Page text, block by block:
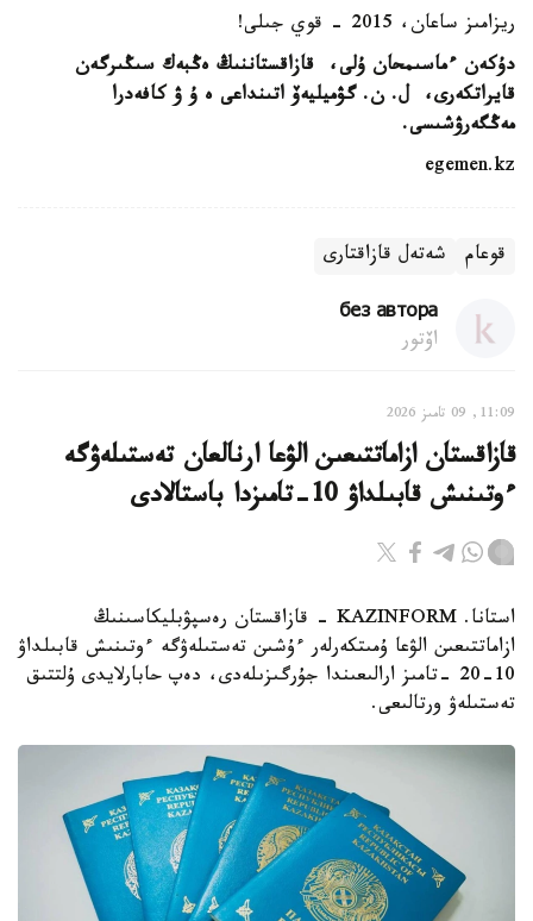
ريزامىز ساعان، 2015 - قوي جىلى!
دۇكەن ءماسىمحان ۇلى، قازاقستاننىڭ ەڭبەك سىڭىرگەن
قايراتكەرى، ل. ن. گۋميليەۆ اتىنداعى ە ۇ ۋ كافەدرا
مەڭگەرۋشىسى.
egemen.kz
قوعام شەتەل قازاقتارى
без автора
اۆتور
11:09, 09 تامىز 2026
قازاقستان ازاماتتىعىن الۋعا ارنالعان تەستىلەۋگە
ءوتىنىش قابىلداۋ 10-تامىزدا باستالادى
استانا. KAZINFORM - قازاقستان رەسپۋبليكاسىنىڭ
ازاماتتىعىن الۋعا ۇمىتكەرلەر ءۇشىن تەستىلەۋگە ءوتىنىش قابىلداۋ
10-20 -تامىز ارالىعىندا جۇرگىزىلەدى، دەپ حابارلايدى ۇلتتىق
تەستىلەۋ ورتالىعى.